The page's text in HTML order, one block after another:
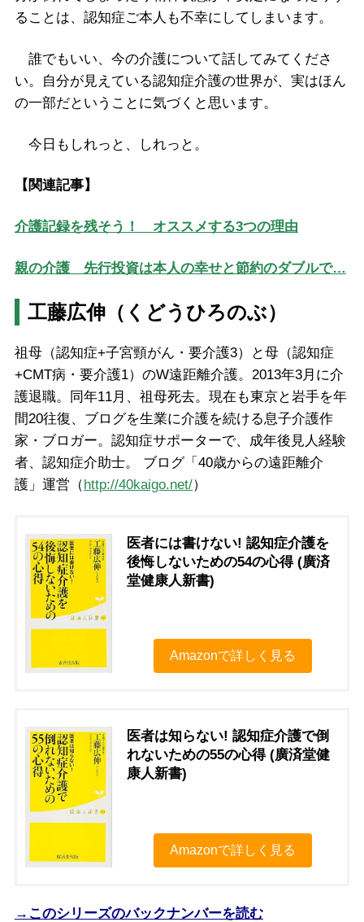
ることは、認知症ご本人も不幸にしてしまいます。
誰でもいい、今の介護について話してみてくださ
い。自分が見えている認知症介護の世界が、実はほん
の一部だということに気づくと思います。
今日もしれっと、しれっと。
【関連記事】
介護記録を残そう！ オススメする3つの理由
親の介護 先行投資は本人の幸せと節約のダブルで…
工藤広伸（くどうひろのぶ）
祖母（認知症+子宮頸がん・要介護3）と母（認知症
+CMT病・要介護1）のW遠距離介護。2013年3月に介
護退職。同年11月、祖母死去。現在も東京と岩手を年
間20往復、ブログを生業に介護を続ける息子介護作
家・ブロガー。認知症サポーターで、成年後見人経験
者、認知症介助士。 ブログ「40歳からの遠距離介
護」運営（http://40kaigo.net/）
医者には書けない! 認知症介護を
後悔しないための54の心得 (廣済
堂健康人新書)
Amazonで詳しく見る
医者は知らない! 認知症介護で倒
れないための55の心得 (廣済堂健
康人新書)
Amazonで詳しく見る
→このシリーズのバックナンバーを読む